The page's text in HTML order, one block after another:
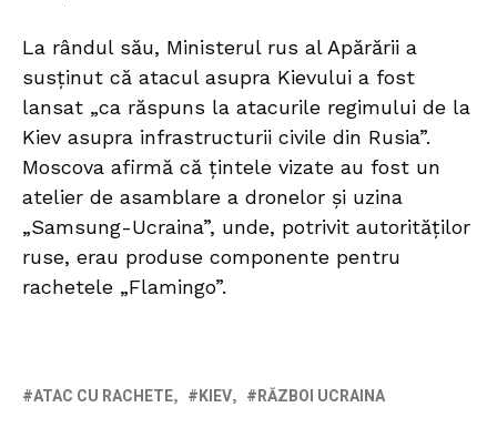
La rândul său, Ministerul rus al Apărării a
susținut că atacul asupra Kievului a fost
lansat „ca răspuns la atacurile regimului de la
Kiev asupra infrastructurii civile din Rusia”.
Moscova afirmă că țintele vizate au fost un
atelier de asamblare a dronelor și uzina
„Samsung-Ucraina”, unde, potrivit autorităților
ruse, erau produse componente pentru
rachetele „Flamingo”.
ATAC CU RACHETE KIEV RĂZBOI UCRAINA